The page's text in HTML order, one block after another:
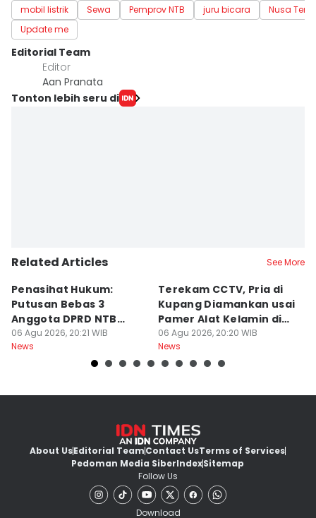
mobil listrik Sewa Pemprov NTB juru bicara
Nusa
Update me
Editorial Team
Editor
Aan Pranata
Tonton lebih seru di
Related Articles See More
Penasihat Hukum:
Putusan Bebas 3
Anggota DPRD NTB
Bersifat Final
06 Agu 2026, 20:21 WIB
News
Terekam CCTV, Pria di
Kupang Diamankan usai
Pamer Alat Kelamin di
Kios
06 Agu 2026, 20:20 WIB
News
About UsEditorial TeamContact UsTerms of Services
Pedoman Media SiberIndexSitemap
Follow Us
Download